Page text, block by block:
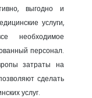
выгодно и
услуги,
необходимое
персонал.
затраты на
сделать
услуг.